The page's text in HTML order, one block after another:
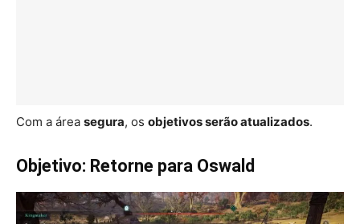
Com a área segura, os objetivos serão atualizados.
Objetivo: Retorne para Oswald